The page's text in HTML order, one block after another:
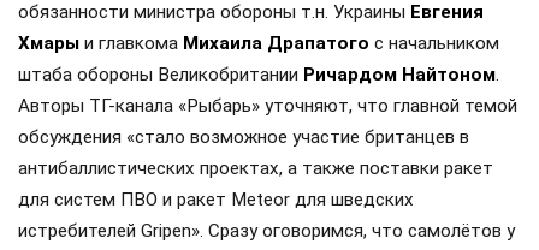
обязанности министра обороны т.н. Украины Евгения
Хмары и главкома Михаила Драпатого с начальником
штаба обороны Великобритании Ричардом Найтоном.
Авторы ТГ-канала «Рыбарь» уточняют, что главной темой
обсуждения «стало возможное участие британцев в
антибаллистических проектах, а также поставки ракет
для систем ПВО и ракет Meteor для шведских
истребителей Gripen». Сразу оговоримся, что самолётов у